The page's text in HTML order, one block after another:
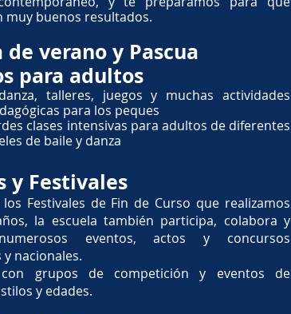
muy buenos resultados.
de verano y Pascua
para adultos
talleres, juegos y muchas actividades
para los peques
clases intensivas para adultos de diferentes
de baile y danza
y Festivales
Festivales de Fin de Curso que realizamos
la escuela también participa, colabora y
eventos, actos y concursos
nacionales.
con grupos de competición y eventos de
y edades.